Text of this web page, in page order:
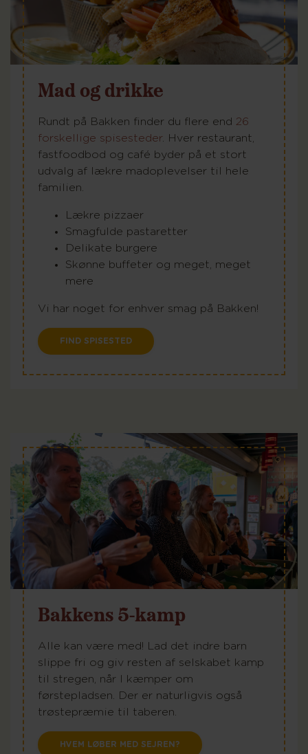
Mad og drikke
Rundt på Bakken finder du flere end 26
forskellige spisesteder . Hver restaurant,
fastfoodbod og café byder på et stort
udvalg af lækre madoplevelser til hele
familien.
Lækre pizzaer
Smagfulde pastaretter
Delikate burgere
Skønne buffeter og meget, meget
mere
Vi har noget for enhver smag på Bakken!
FIND SPISESTED
Bakkens 5-kamp
Alle kan være med! Lad det indre barn
slippe fri og giv resten af selskabet kamp
til stregen, når I kæmper om
førstepladsen. Der er naturligvis også
trøstepræmie til taberen.
HVEM LØBER MED SEJREN?